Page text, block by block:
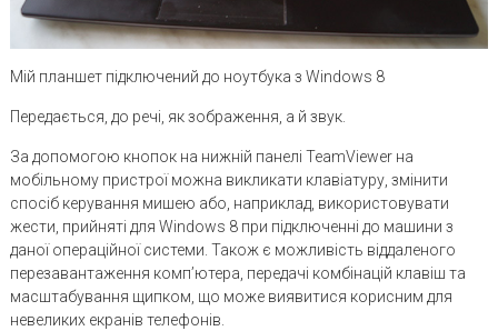
Мій планшет підключений до ноутбука з Windows 8
Передається, до речі, як зображення, а й звук.
За допомогою кнопок на нижній панелі TeamViewer на
мобільному пристрої можна викликати клавіатуру, змінити
спосіб керування мишею або, наприклад, використовувати
жести, прийняті для Windows 8 при підключенні до машини з
даної операційної системи. Також є можливість віддаленого
перезавантаження комп’ютера, передачі комбінацій клавіш та
масштабування щипком, що може виявитися корисним для
невеликих екранів телефонів.